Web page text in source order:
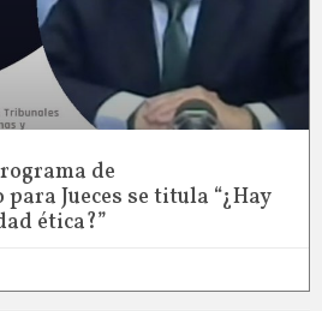
de
Jueces se titula “¿Hay
ética?”